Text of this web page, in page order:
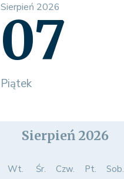
Sierpień 2026
07
Piątek
Sierpień 2026
Wt. Śr. Czw. Pt. Sob.